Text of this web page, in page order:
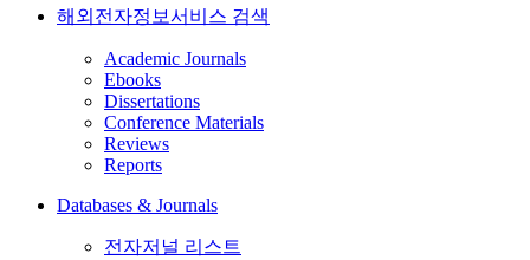
해외전자정보서비스 검색
Academic Journals
Ebooks
Dissertations
Conference Materials
Reviews
Reports
Databases & Journals
전자저널 리스트